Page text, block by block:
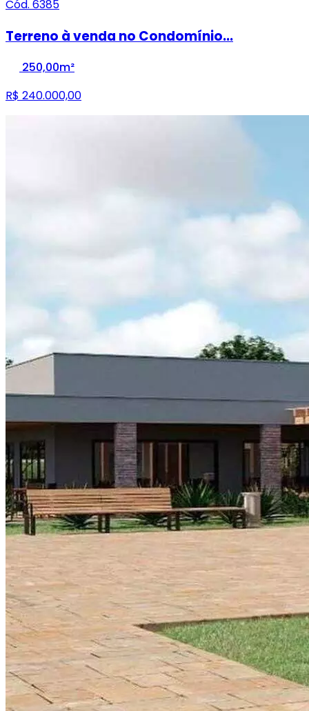
Cód. 6385
Terreno à venda no Condomínio...
250,00m²
R$ 240.000,00